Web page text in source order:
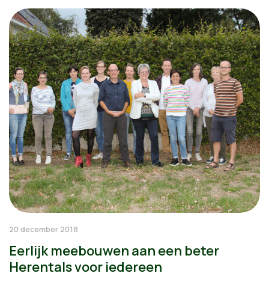
20 december 2018
Eerlijk meebouwen aan een beter
Herentals voor iedereen